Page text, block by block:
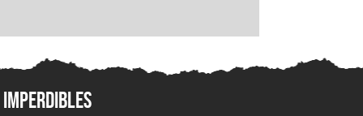
Imperdibles